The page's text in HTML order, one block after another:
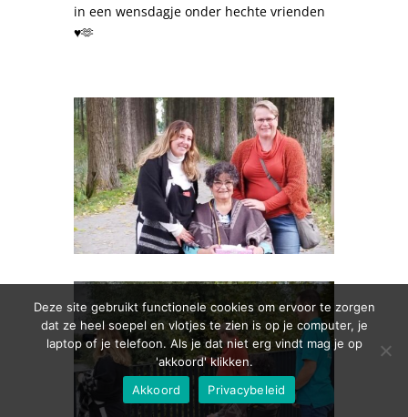
in een wensdagje onder hechte vrienden
♥️🫶
Deze site gebruikt functionele cookies om ervoor te zorgen
dat ze heel soepel en vlotjes te zien is op je computer, je
laptop of je telefoon. Als je dat niet erg vindt mag je op
'akkoord' klikken.
Akkoord
Privacybeleid